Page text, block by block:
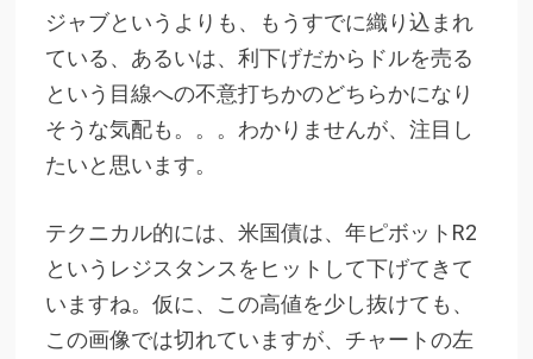
ジャブというよりも、もうすでに織り込まれ
ている、あるいは、利下げだからドルを売る
という目線への不意打ちかのどちらかになり
そうな気配も。。。わかりませんが、注目し
たいと思います。
テクニカル的には、米国債は、年ピボットR2
というレジスタンスをヒットして下げてきて
いますね。仮に、この高値を少し抜けても、
この画像では切れていますが、チャートの左